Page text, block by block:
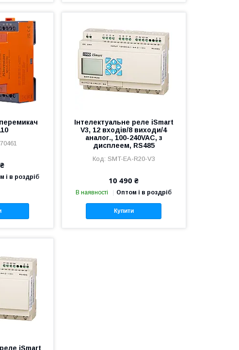
і в роздріб
Інтелектуальне реле iSmart
V3, 12 входів/8 виходи/4
аналог., 100-240VAC, з
дисплеем, RS485
SMT-EA-R20-V3
10 490 ₴
В наявності Оптом і в роздріб
Купити
iSmart